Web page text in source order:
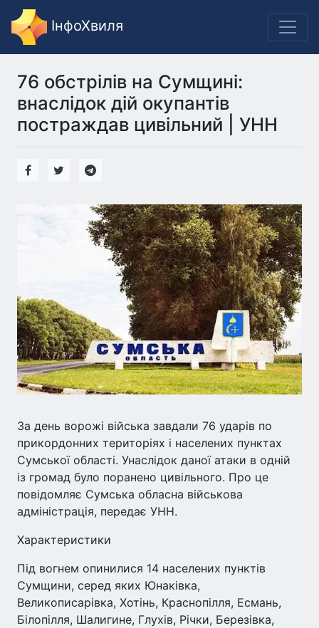
ІнфоХвиля
76 обстрілів на Сумщині:
внаслідок дій окупантів
постраждав цивільний | УНН
За день ворожі війська завдали 76 ударів по
прикордонних територіях і населених пунктах
Сумської області. Унаслідок даної атаки в одній
із громад було поранено цивільного. Про це
повідомляє Сумська обласна військова
адміністрація, передає УНН.
Характеристики
Під вогнем опинилися 14 населених пунктів
Сумщини, серед яких Юнаківка,
Великописарівка, Хотінь, Краснопілля, Есмань,
Білопілля, Шалигине, Глухів, Річки, Березівка,